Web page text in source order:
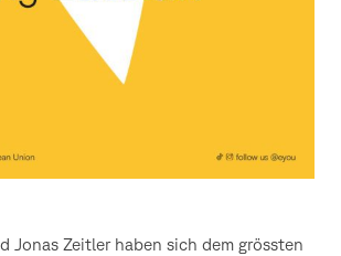
Jonas Zeitler haben sich dem grössten